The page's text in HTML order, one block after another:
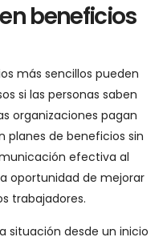
beneficios
más sencillos pueden
si las personas saben
organizaciones pagan
planes de beneficios sin
efectiva al
oportunidad de mejorar
trabajadores.
situación desde un inicio